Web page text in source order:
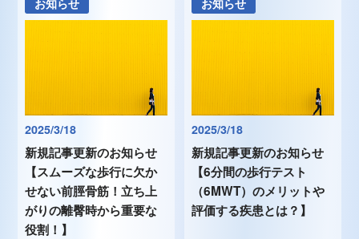
2025/3/18
新規記事更新のお知らせ
【スムーズな歩行に欠か
せない前脛骨筋！立ち上
がりの離臀時から重要な
役割！】
2025/3/18
新規記事更新のお知らせ
【6分間の歩行テスト
（6MWT）のメリットや
評価する疾患とは？】